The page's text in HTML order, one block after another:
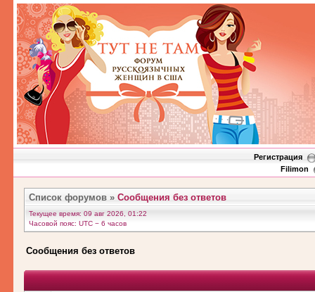
Регистрация
Filimon
Список форумов » Сообщения без ответов
Текущее время: 09 авг 2026, 01:22
Часовой пояс: UTC − 6 часов
Сообщения без ответов